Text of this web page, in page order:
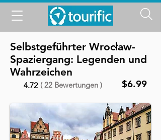
Selbstgeführter Wrocław-
Spaziergang: Legenden und
Wahrzeichen
4.72 ( 22 Bewertungen ) $6.99